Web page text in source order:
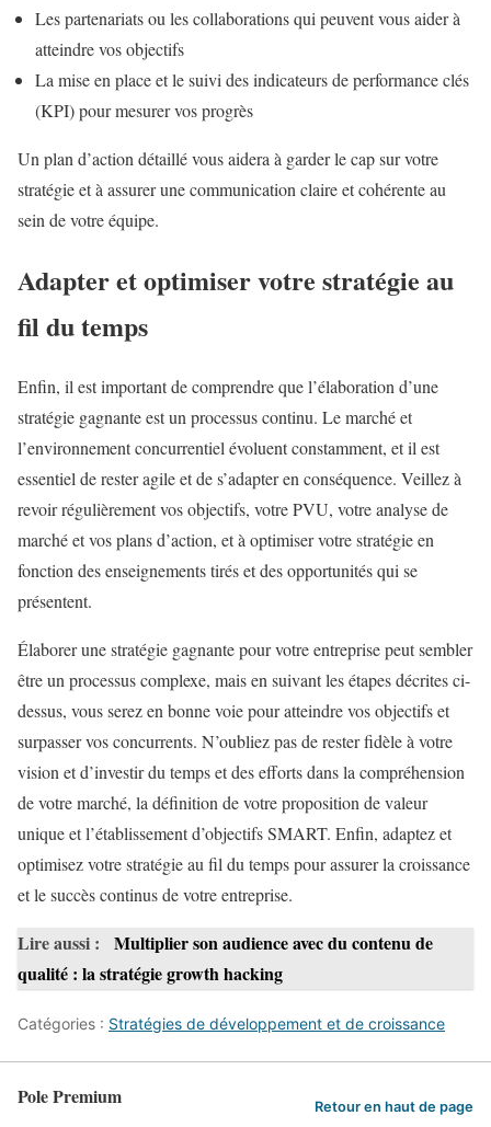
Les partenariats ou les collaborations qui peuvent vous aider à
atteindre vos objectifs
La mise en place et le suivi des indicateurs de performance clés
(KPI) pour mesurer vos progrès
Un plan d’action détaillé vous aidera à garder le cap sur votre
stratégie et à assurer une communication claire et cohérente au
sein de votre équipe.
Adapter et optimiser votre stratégie au
fil du temps
Enfin, il est important de comprendre que l’élaboration d’une
stratégie gagnante est un processus continu. Le marché et
l’environnement concurrentiel évoluent constamment, et il est
essentiel de rester agile et de s’adapter en conséquence. Veillez à
revoir régulièrement vos objectifs, votre PVU, votre analyse de
marché et vos plans d’action, et à optimiser votre stratégie en
fonction des enseignements tirés et des opportunités qui se
présentent.
Élaborer une stratégie gagnante pour votre entreprise peut sembler
être un processus complexe, mais en suivant les étapes décrites ci-
dessus, vous serez en bonne voie pour atteindre vos objectifs et
surpasser vos concurrents. N’oubliez pas de rester fidèle à votre
vision et d’investir du temps et des efforts dans la compréhension
de votre marché, la définition de votre proposition de valeur
unique et l’établissement d’objectifs SMART. Enfin, adaptez et
optimisez votre stratégie au fil du temps pour assurer la croissance
et le succès continus de votre entreprise.
Lire aussi :
Multiplier son audience avec du contenu de
qualité : la stratégie growth hacking
Catégories : Stratégies de développement et de croissance
Pole Premium Retour en haut de page